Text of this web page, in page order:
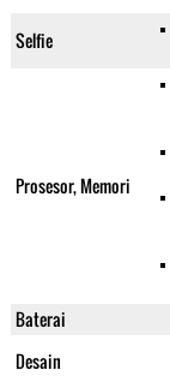
Selfie
Prosesor, Memori
Baterai
Desain